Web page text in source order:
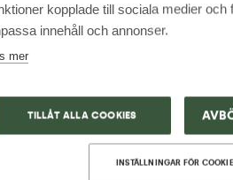
kopplade till sociala medier och
innehåll och annonser.
mer
TILLÅT ALLA COOKIES
INSTÄLLNINGAR FÖR